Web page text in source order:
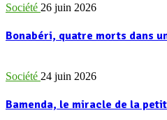
Société 26 juin 2026
Bonabéri, quatre morts dans
Société 24 juin 2026
Bamenda, le miracle de la